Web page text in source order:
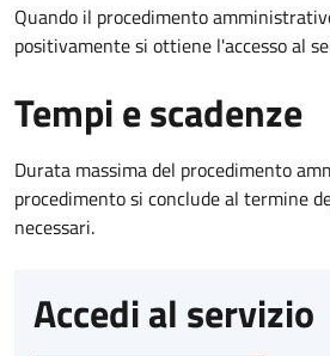
Quando il procedimento
positivamente si ottiene l'accesso al
Tempi e scadenze
Durata massima del procedimento
procedimento si conclude al termine
necessari.
Accedi al servizio